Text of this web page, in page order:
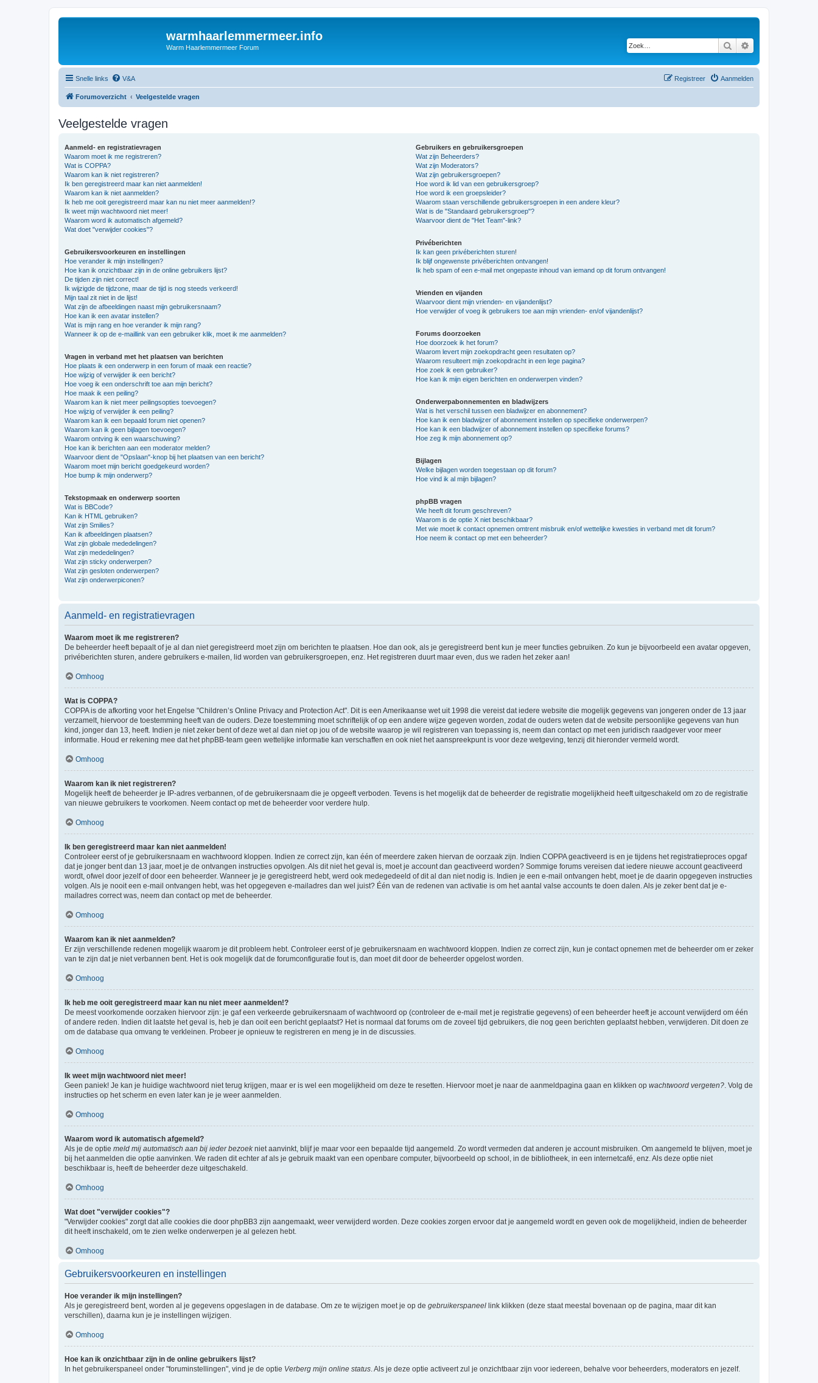
warmhaarlemmermeer.info
Warm Haarlemmermeer Forum Zoek
Snelle links V&A Aanmelden
Registreer
Forumoverzicht Veelgestelde vragen
Veelgestelde vragen
Aanmeld- en registratievragen
Waarom moet ik me registreren?
Wat is COPPA?
Waarom kan ik niet registreren?
Ik ben geregistreerd maar kan niet aanmelden!
Waarom kan ik niet aanmelden?
Ik heb me ooit geregistreerd maar kan nu niet meer aanmelden!?
Ik weet mijn wachtwoord niet meer!
Waarom word ik automatisch afgemeld?
Wat doet "verwijder cookies"?
Gebruikersvoorkeuren en instellingen
Hoe verander ik mijn instellingen?
Hoe kan ik onzichtbaar zijn in de online gebruikers lijst?
De tijden zijn niet correct!
Ik wijzigde de tijdzone, maar de tijd is nog steeds verkeerd!
Mijn taal zit niet in de lijst!
Wat zijn de afbeeldingen naast mijn gebruikersnaam?
Hoe kan ik een avatar instellen?
Wat is mijn rang en hoe verander ik mijn rang?
Wanneer ik op de e-maillink van een gebruiker klik, moet ik me aanmelden?
Vragen in verband met het plaatsen van berichten
Hoe plaats ik een onderwerp in een forum of maak een reactie?
Hoe wijzig of verwijder ik een bericht?
Hoe voeg ik een onderschrift toe aan mijn bericht?
Hoe maak ik een peiling?
Waarom kan ik niet meer peilingsopties toevoegen?
Hoe wijzig of verwijder ik een peiling?
Waarom kan ik een bepaald forum niet openen?
Waarom kan ik geen bijlagen toevoegen?
Waarom ontving ik een waarschuwing?
Hoe kan ik berichten aan een moderator melden?
Waarvoor dient de "Opslaan"-knop bij het plaatsen van een bericht?
Waarom moet mijn bericht goedgekeurd worden?
Hoe bump ik mijn onderwerp?
Tekstopmaak en onderwerp soorten
Wat is BBCode?
Kan ik HTML gebruiken?
Wat zijn Smilies?
Kan ik afbeeldingen plaatsen?
Wat zijn globale mededelingen?
Wat zijn mededelingen?
Wat zijn sticky onderwerpen?
Wat zijn gesloten onderwerpen?
Wat zijn onderwerpiconen?
Gebruikers en gebruikersgroepen
Wat zijn Beheerders?
Wat zijn Moderators?
Wat zijn gebruikersgroepen?
Hoe word ik lid van een gebruikersgroep?
Hoe word ik een groepsleider?
Waarom staan verschillende gebruikersgroepen in een andere kleur?
Wat is de "Standaard gebruikersgroep"?
Waarvoor dient de "Het Team"-link?
Privéberichten
Ik kan geen privéberichten sturen!
Ik blijf ongewenste privéberichten ontvangen!
Ik heb spam of een e-mail met ongepaste inhoud van iemand op dit forum ontvangen!
Vrienden en vijanden
Waarvoor dient mijn vrienden- en vijandenlijst?
Hoe verwijder of voeg ik gebruikers toe aan mijn vrienden- en/of vijandenlijst?
Forums doorzoeken
Hoe doorzoek ik het forum?
Waarom levert mijn zoekopdracht geen resultaten op?
Waarom resulteert mijn zoekopdracht in een lege pagina?
Hoe zoek ik een gebruiker?
Hoe kan ik mijn eigen berichten en onderwerpen vinden?
Onderwerpabonnementen en bladwijzers
Wat is het verschil tussen een bladwijzer en abonnement?
Hoe kan ik een bladwijzer of abonnement instellen op specifieke onderwerpen?
Hoe kan ik een bladwijzer of abonnement instellen op specifieke forums?
Hoe zeg ik mijn abonnement op?
Bijlagen
Welke bijlagen worden toegestaan op dit forum?
Hoe vind ik al mijn bijlagen?
phpBB vragen
Wie heeft dit forum geschreven?
Waarom is de optie X niet beschikbaar?
Met wie moet ik contact opnemen omtrent misbruik en/of wettelijke kwesties in verband met dit forum?
Hoe neem ik contact op met een beheerder?
Aanmeld- en registratievragen
Waarom moet ik me registreren?
De beheerder heeft bepaalt of je al dan niet geregistreerd moet zijn om berichten te plaatsen. Hoe dan ook, als je geregistreerd bent kun je meer functies gebruiken. Zo kun je bijvoorbeeld een avatar opgeven,
privéberichten sturen, andere gebruikers e-mailen, lid worden van gebruikersgroepen, enz. Het registreren duurt maar even, dus we raden het zeker aan!
Omhoog
Wat is COPPA?
COPPA is de afkorting voor het Engelse "Children’s Online Privacy and Protection Act". Dit is een Amerikaanse wet uit 1998 die vereist dat iedere website die mogelijk gegevens van jongeren onder de 13 jaar
verzamelt, hiervoor de toestemming heeft van de ouders. Deze toestemming moet schriftelijk of op een andere wijze gegeven worden, zodat de ouders weten dat de website persoonlijke gegevens van hun
kind, jonger dan 13, heeft. Indien je niet zeker bent of deze wet al dan niet op jou of de website waarop je wil registreren van toepassing is, neem dan contact op met een juridisch raadgever voor meer
informatie. Houd er rekening mee dat het phpBB-team geen wettelijke informatie kan verschaffen en ook niet het aanspreekpunt is voor deze wetgeving, tenzij dit hieronder vermeld wordt.
Omhoog
Waarom kan ik niet registreren?
Mogelijk heeft de beheerder je IP-adres verbannen, of de gebruikersnaam die je opgeeft verboden. Tevens is het mogelijk dat de beheerder de registratie mogelijkheid heeft uitgeschakeld om zo de registratie
van nieuwe gebruikers te voorkomen. Neem contact op met de beheerder voor verdere hulp.
Omhoog
Ik ben geregistreerd maar kan niet aanmelden!
Controleer eerst of je gebruikersnaam en wachtwoord kloppen. Indien ze correct zijn, kan één of meerdere zaken hiervan de oorzaak zijn. Indien COPPA geactiveerd is en je tijdens het registratieproces opgaf
dat je jonger bent dan 13 jaar, moet je de ontvangen instructies opvolgen. Als dit niet het geval is, moet je account dan geactiveerd worden? Sommige forums vereisen dat iedere nieuwe account geactiveerd
wordt, ofwel door jezelf of door een beheerder. Wanneer je je geregistreerd hebt, werd ook medegedeeld of dit al dan niet nodig is. Indien je een e-mail ontvangen hebt, moet je de daarin opgegeven instructies
volgen. Als je nooit een e-mail ontvangen hebt, was het opgegeven e-mailadres dan wel juist? Één van de redenen van activatie is om het aantal valse accounts te doen dalen. Als je zeker bent dat je e-
mailadres correct was, neem dan contact op met de beheerder.
Omhoog
Waarom kan ik niet aanmelden?
Er zijn verschillende redenen mogelijk waarom je dit probleem hebt. Controleer eerst of je gebruikersnaam en wachtwoord kloppen. Indien ze correct zijn, kun je contact opnemen met de beheerder om er zeker
van te zijn dat je niet verbannen bent. Het is ook mogelijk dat de forumconfiguratie fout is, dan moet dit door de beheerder opgelost worden.
Omhoog
Ik heb me ooit geregistreerd maar kan nu niet meer aanmelden!?
De meest voorkomende oorzaken hiervoor zijn: je gaf een verkeerde gebruikersnaam of wachtwoord op (controleer de e-mail met je registratie gegevens) of een beheerder heeft je account verwijderd om één
of andere reden. Indien dit laatste het geval is, heb je dan ooit een bericht geplaatst? Het is normaal dat forums om de zoveel tijd gebruikers, die nog geen berichten geplaatst hebben, verwijderen. Dit doen ze
om de database qua omvang te verkleinen. Probeer je opnieuw te registreren en meng je in de discussies.
Omhoog
Ik weet mijn wachtwoord niet meer!
Geen paniek! Je kan je huidige wachtwoord niet terug krijgen, maar er is wel een mogelijkheid om deze te resetten. Hiervoor moet je naar de aanmeldpagina gaan en klikken op wachtwoord vergeten? . Volg de
instructies op het scherm en even later kan je je weer aanmelden.
Omhoog
Waarom word ik automatisch afgemeld?
Als je de optie meld mij automatisch aan bij ieder bezoekniet aanvinkt, blijf je maar voor een bepaalde tijd aangemeld. Zo wordt vermeden dat anderen je account misbruiken. Om aangemeld te blijven, moet je
bij het aanmelden die optie aanvinken. We raden dit echter af als je gebruik maakt van een openbare computer, bijvoorbeeld op school, in de bibliotheek, in een internetcafé, enz. Als deze optie niet
beschikbaar is, heeft de beheerder deze uitgeschakeld.
Omhoog
Wat doet "verwijder cookies"?
"Verwijder cookies" zorgt dat alle cookies die door phpBB3 zijn aangemaakt, weer verwijderd worden. Deze cookies zorgen ervoor dat je aangemeld wordt en geven ook de mogelijkheid, indien de beheerder
dit heeft inschakeld, om te zien welke onderwerpen je al gelezen hebt.
Omhoog
Gebruikersvoorkeuren en instellingen
Hoe verander ik mijn instellingen?
Als je geregistreerd bent, worden al je gegevens opgeslagen in de database. Om ze te wijzigen moet je op de gebruikerspaneel link klikken (deze staat meestal bovenaan op de pagina, maar dit kan
verschillen), daarna kun je je instellingen wijzigen.
Omhoog
Hoe kan ik onzichtbaar zijn in de online gebruikers lijst?
In het gebruikerspaneel onder "foruminstellingen", vind je de optie Verberg mijn online status . Als je deze optie activeert zul je onzichtbaar zijn voor iedereen, behalve voor beheerders, moderators en jezelf.